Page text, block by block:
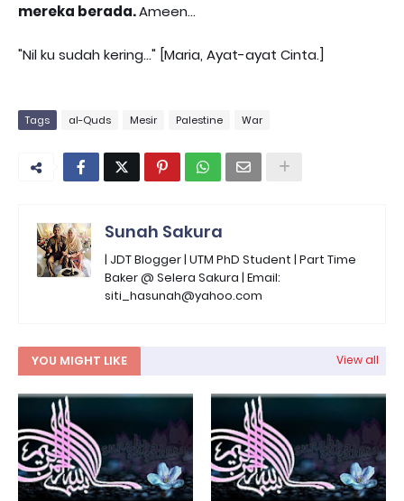
mereka berada.Ameen...
"Nil ku sudah kering..." [Maria, Ayat-ayat Cinta.]
Tags al-Quds Mesir Palestine War
Sunah Sakura
| JDT Blogger | UTM PhD Student | Part Time
Baker @ Selera Sakura | Email:
siti_hasunah@yahoo.com
YOU MIGHT LIKE View all